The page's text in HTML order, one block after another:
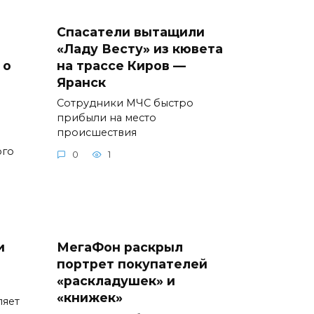
Спасатели вытащили
«Ладу Весту» из кювета
на трассе Киров —
Яранск
Сотрудники МЧС быстро
прибыли на место
происшествия
0 1
МегаФон раскрыл
портрет покупателей
«раскладушек» и
«книжек»